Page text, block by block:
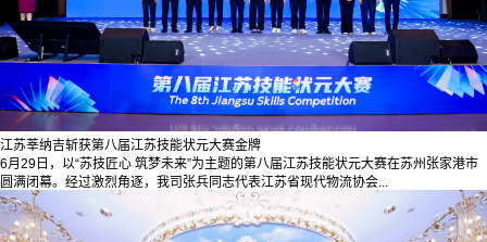
江苏莘纳吉斩获第八届江苏技能状元大赛金牌
6月29日，以“苏技匠心 筑梦未来”为主题的第八届江苏技能状元大赛在苏州张家港市
圆满闭幕。经过激烈角逐，我司张兵同志代表江苏省现代物流协会...